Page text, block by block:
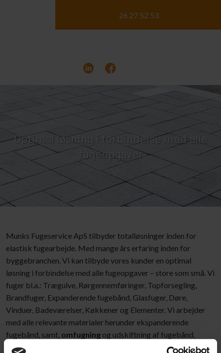
26 27 52 53
Optimal løsning i forbindelse med alle
fugeopgaver
​Munks Fugeservice ApS tilbyder totalløsninger inden for
elastisk fugearbejde. Med mange års erfaring inden for
byggebranchen. Vi kan tilbyde vores kunder en optimal
løsning i forbindelse med alle fugeopgaver – store som små. Vi
fuger bl.a.: Trægulve, Rørgennemføringer, Topforsegling,
Brandfuger, Expanderende fugebånd, Glasfuger, Døre,
Vinduer, Badeværelser, Køkkener og Elementer. Vi arbejder
med alle relevante materialer herunder ekspanderende
fugebånd, samt, omfugningog udskiftning af fugebånd,
silikonefuger